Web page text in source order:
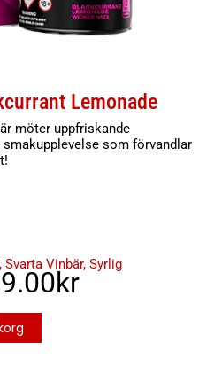
Lemonade
möter uppfriskande
som förvandlar
,Svarta Vinbär,Syrlig
kr